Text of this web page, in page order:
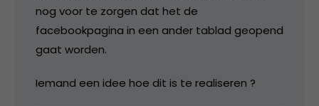
nog voor te zorgen dat het de
facebookpagina in een ander tablad geopend
gaat worden.
Iemand een idee hoe dit is te realiseren ?